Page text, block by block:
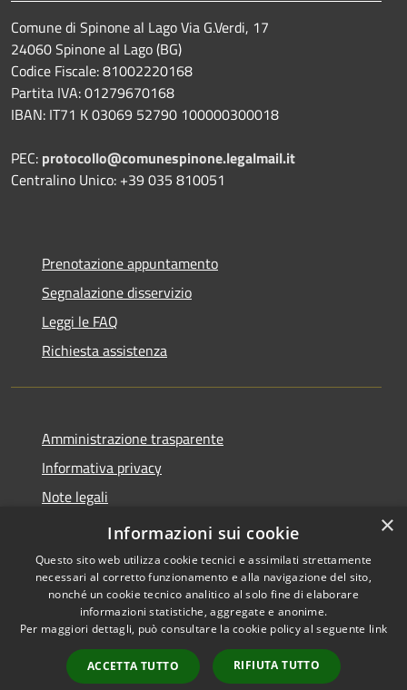
Comune di Spinone al Lago Via G.Verdi, 17
24060 Spinone al Lago (BG)
Codice Fiscale: 81002220168
Partita IVA: 01279670168
IBAN: IT71 K 03069 52790 100000300018
PEC: protocollo@comunespinone.legalmail.it
Centralino Unico: +39 035 810051
Prenotazione appuntamento
Segnalazione disservizio
Leggi le FAQ
Richiesta assistenza
Amministrazione trasparente
Informativa privacy
Note legali
Dichiarazione di accessibilità
Accessibilità
Copyright © 2026 • Comune di
Spinone al Lago • Powered by
Municipium•
Accesso
redazione
×
Informazioni sui cookie
Questo sito web utilizza cookie tecnici e assimilati strettamente
necessari al corretto funzionamento e alla navigazione del sito,
nonché un cookie tecnico analitico al solo fine di elaborare
informazioni statistiche, aggregate e anonime.
Per maggiori dettagli, può consultare la cookie policy al seguente link
ACCETTA TUTTO RIFIUTA TUTTO